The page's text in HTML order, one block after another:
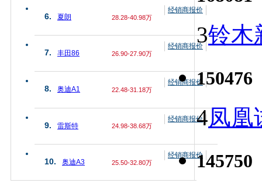
6. 夏朗 28.28-40.98万
经销商报价
7. 丰田86 26.90-27.90万
经销商报价
8. 奥迪A1 22.48-31.18万
经销商报价
9. 雷斯特 24.98-38.68万
经销商报价
10. 奥迪A3 25.50-32.80万
经销商报价
3铃木
150476
4凤凰
145750